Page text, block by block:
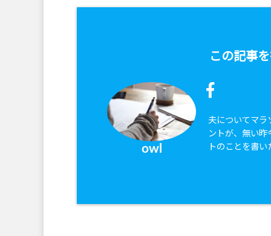
この記事
owl
夫についてマラ
ントが、無い昨
トのことを書